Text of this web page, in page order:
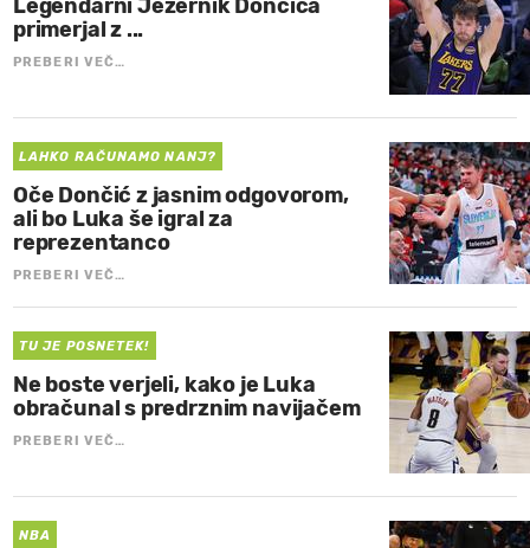
Legendarni Jezernik Dončića
primerjal z ...
PREBERI VEČ…
LAHKO RAČUNAMO NANJ?
Oče Dončić z jasnim odgovorom,
ali bo Luka še igral za
reprezentanco
PREBERI VEČ…
TU JE POSNETEK!
Ne boste verjeli, kako je Luka
obračunal s predrznim navijačem
PREBERI VEČ…
NBA